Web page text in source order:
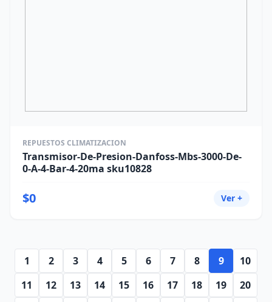
REPUESTOS CLIMATIZACION
Transmisor-De-Presion-Danfoss-Mbs-3000-De-
0-A-4-Bar-4-20ma sku10828
$0 Ver +
1 2 3 4 5 6 7 8 9
10
11
12 13 14 15 16 17 18 19
20